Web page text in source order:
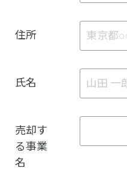
住所
氏名
売却す
る事業
名